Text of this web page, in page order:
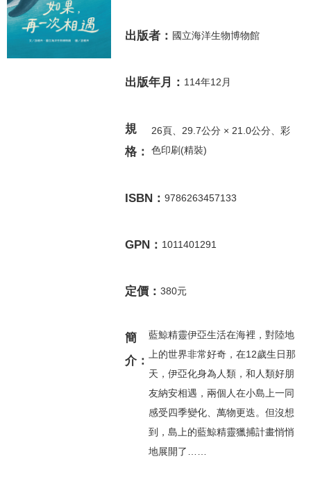
出版者： 國立海洋生物博物館
出版年月： 114年12月
規
格：
26頁、29.7公分 × 21.0公分、彩
色印刷(精裝)
ISBN： 9786263457133
GPN： 1011401291
定價： 380元
簡
介：
藍鯨精靈伊亞生活在海裡，對陸地
上的世界非常好奇，在12歲生日那
天，伊亞化身為人類，和人類好朋
友納安相遇，兩個人在小島上一同
感受四季變化、萬物更迭。但沒想
到，島上的藍鯨精靈獵捕計畫悄悄
地展開了……